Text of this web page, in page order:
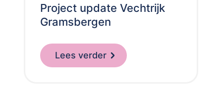
Project update Vechtrijk
Gramsbergen
Lees verder